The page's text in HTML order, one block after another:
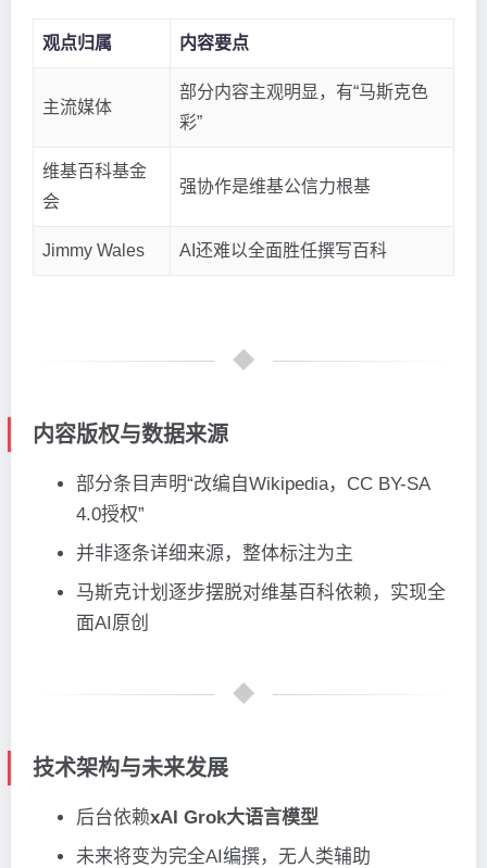
观点归属 内容要点
主流媒体
部分内容主观明显，有“马斯克色
彩”
维基百科基金
会
强协作是维基公信力根基
Jimmy Wales AI还难以全面胜任撰写百科
内容版权与数据来源
部分条目声明“改编自Wikipedia，CC BY-SA
4.0授权”
并非逐条详细来源，整体标注为主
马斯克计划逐步摆脱对维基百科依赖，实现全
面AI原创
技术架构与未来发展
后台依赖xAI Grok大语言模型
未来将变为完全AI编撰，无人类辅助